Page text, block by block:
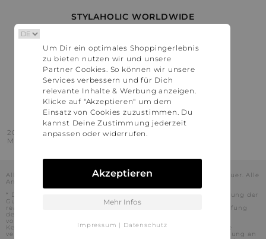
STYLAHOLIC WORLDWIDE
Österreich
Schweiz
France
United States
2016 - 2026 © Stylaholic.
Made for you with love in munich.
Alle Preise inkl. der jeweils geltenden gesetzlichen Mehrwertsteuer. Alle
Angaben ohne Gewähr.
* Die angezeigten Preise beinhalten Rabatte, die durch die Nutzung der
Gutschein-Codes auf den Seiten unserer Partner voraussichtlich
realisiert werden können. Stylaholic führt keine vollständige Prüfung
der Gutschein-Codes durch und es kann daher in Einzelfällen
vorkommen, dass die Gutscheine abweichend von unserem
Kenntnisstand bei dem jeweiligen Shop nicht oder nur teilweise
verwendet werden können. Darüber hinaus kann deren Verwendung an
Um Dir ein optimales Shoppingerlebnis
zu bieten nutzen wir und unsere
Partner Cookies. So können wir unsere
Services verbessern und für Dich
relevante Inhalte & Werbung anzeigen.
Klicke auf "Akzeptieren" um dem
Einsatz von Cookies zuzustimmen. Du
kannst Deine Zustimmung jederzeit
anpassen oder widerrufen.
Akzeptieren
Mehr Infos
Impressum | Datenschutz